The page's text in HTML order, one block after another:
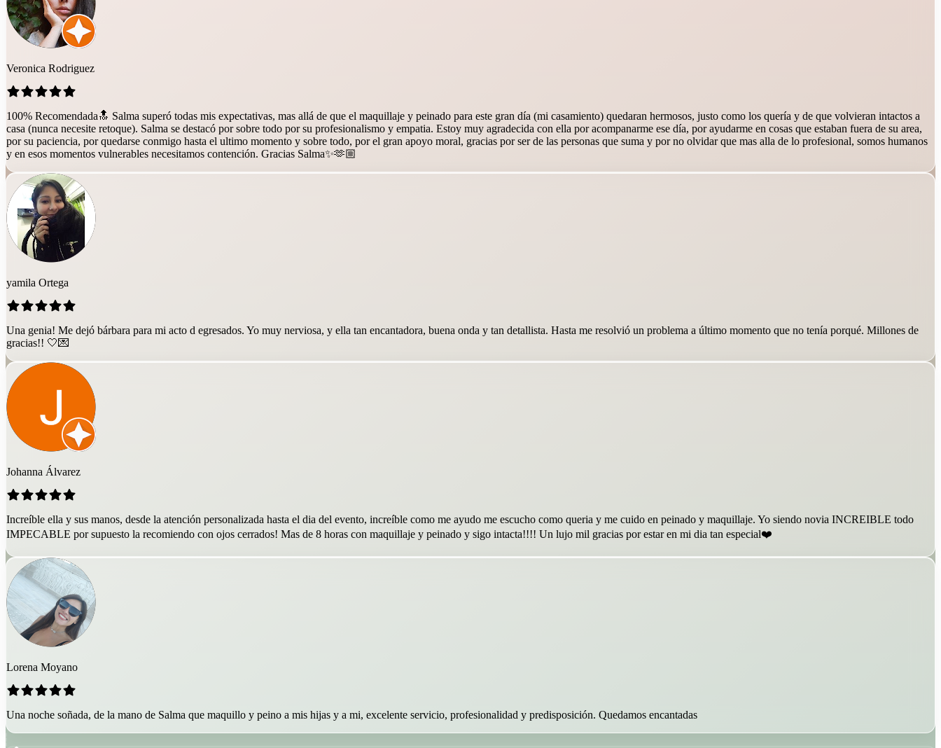
Veronica Rodriguez
100% Recomendada🔝 Salma superó todas mis expectativas, mas allá de que el maquillaje y peinado para este gran día (mi casamiento) quedaran hermosos, justo como los quería y de que volvieran intactos a
casa (nunca necesite retoque). Salma se destacó por sobre todo por su profesionalismo y empatia. Estoy muy agradecida con ella por acompanarme ese día, por ayudarme en cosas que estaban fuera de su area,
por su paciencia, por quedarse conmigo hasta el ultimo momento y sobre todo, por el gran apoyo moral, gracias por ser de las personas que suma y por no olvidar que mas alla de lo profesional, somos humanos
y en esos momentos vulnerables necesitamos contención. Gracias Salma✨️🫶🏼
yamila Ortega
Una genia! Me dejó bárbara para mi acto d egresados. Yo muy nerviosa, y ella tan encantadora, buena onda y tan detallista. Hasta me resolvió un problema a último momento que no tenía porqué. Millones de
gracias!! 🤍💌
Johanna Álvarez
Increíble ella y sus manos, desde la atención personalizada hasta el dia del evento, increíble como me ayudo me escucho como queria y me cuido en peinado y maquillaje. Yo siendo novia INCREIBLE todo
IMPECABLE por supuesto la recomiendo con ojos cerrados! Mas de 8 horas con maquillaje y peinado y sigo intacta!!!! Un lujo mil gracias por estar en mi dia tan especial❤️
Lorena Moyano
Una noche soñada, de la mano de Salma que maquillo y peino a mis hijas y a mi, excelente servicio, profesionalidad y predisposición. Quedamos encantadas